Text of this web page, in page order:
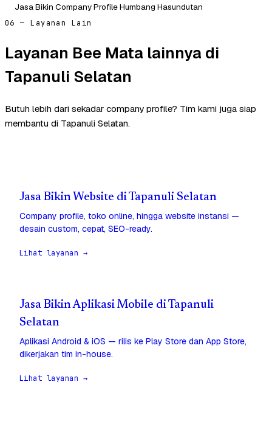
Jasa Bikin Company Profile Humbang Hasundutan
06 — Layanan Lain
Layanan Bee Mata lainnya di
Tapanuli Selatan
Butuh lebih dari sekadar company profile? Tim kami juga siap
membantu di Tapanuli Selatan.
Jasa Bikin Website di Tapanuli Selatan
Company profile, toko online, hingga website instansi —
desain custom, cepat, SEO-ready.
Lihat layanan →
Jasa Bikin Aplikasi Mobile di Tapanuli
Selatan
Aplikasi Android & iOS — rilis ke Play Store dan App Store,
dikerjakan tim in-house.
Lihat layanan →